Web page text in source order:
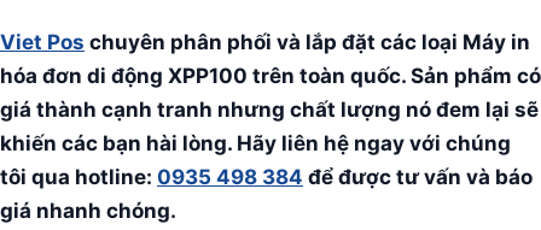
Viet Pos chuyên phân phối và lắp đặt các loại Máy in
hóa đơn di động XPP100 trên toàn quốc. Sản phẩm có
giá thành cạnh tranh nhưng chất lượng nó đem lại sẽ
khiến các bạn hài lòng. Hãy liên hệ ngay với chúng
tôi qua hotline: 0935 498 384 để được tư vấn và báo
giá nhanh chóng.